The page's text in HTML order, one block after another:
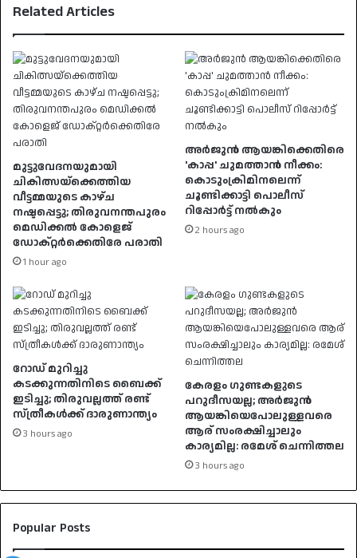
Related Articles
മുട്ടുവേദനയുമായി
ചികിത്സയ്ക്കെത്തിയ
വീട്ടമ്മയുടെ കാഴ്ച
നഷ്ടപ്പെട്ടു; തിരുവനന്തപുരം
മെഡിക്കൽ കോളെജ്
ഡോക്റ്റർക്കെതിരേ പരാതി
1 hour ago
അർജുൻ ആയങ്കിക്കെതിരെ
'കാപ്പ' ചുമത്താൻ നീക്കം:
കൊടുംക്രിമിനലെന്ന്
ചൂണ്ടിക്കാട്ടി പൊലീസ്
റിപ്പോർട്ട് നൽകും
2 hours ago
റോഡ് മുറിച്ചു
കടക്കുന്നതിനിടെ ബൈക്ക്
ഇടിച്ചു; തിരുവല്ലത്ത് രണ്ട്
സ്ത്രീകള്‍ക്ക് ദാരുണാന്ത്യം
3 hours ago
കേരളം ഗുണ്ടകളുടെ
പറുദീസയല്ല; അർജുൻ
ആയങ്കിയെപോലുള്ളവരെ
ആര് സംരക്ഷിച്ചാലും
കാര്യമില്ല: രമേശ് ചെന്നിത്തല
3 hours ago
Popular Posts